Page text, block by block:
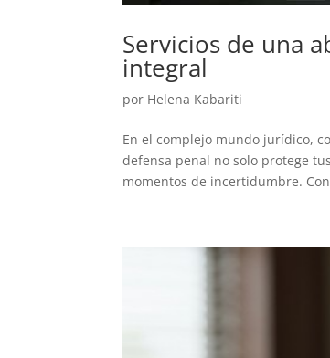
Servicios de una
integral
por Helena Kabariti
En el complejo mundo jurídico,
defensa penal no solo protege
momentos de incertidumbre.